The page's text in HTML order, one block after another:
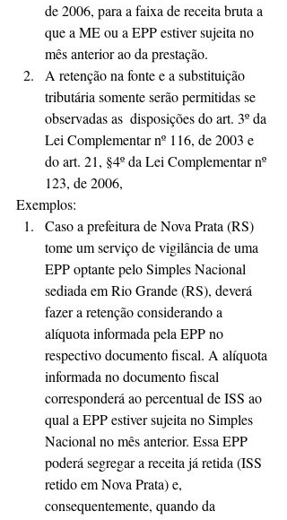
de 2006, para a faixa de receita bruta a
que a ME ou a EPP estiver sujeita no
mês anterior ao da prestação.
A retenção na fonte e a substituição
tributária somente serão permitidas se
observadas as  disposições do art. 3º da
Lei Complementar nº 116, de 2003 e
do art. 21, §4º da Lei Complementar nº
123, de 2006,
Exemplos:
Caso a prefeitura de Nova Prata (RS)
tome um serviço de vigilância de uma
EPP optante pelo Simples Nacional
sediada em Rio Grande (RS), deverá
fazer a retenção considerando a
alíquota informada pela EPP no
respectivo documento fiscal. A alíquota
informada no documento fiscal
corresponderá ao percentual de ISS ao
qual a EPP estiver sujeita no Simples
Nacional no mês anterior. Essa EPP
poderá segregar a receita já retida (ISS
retido em Nova Prata) e,
consequentemente, quando da